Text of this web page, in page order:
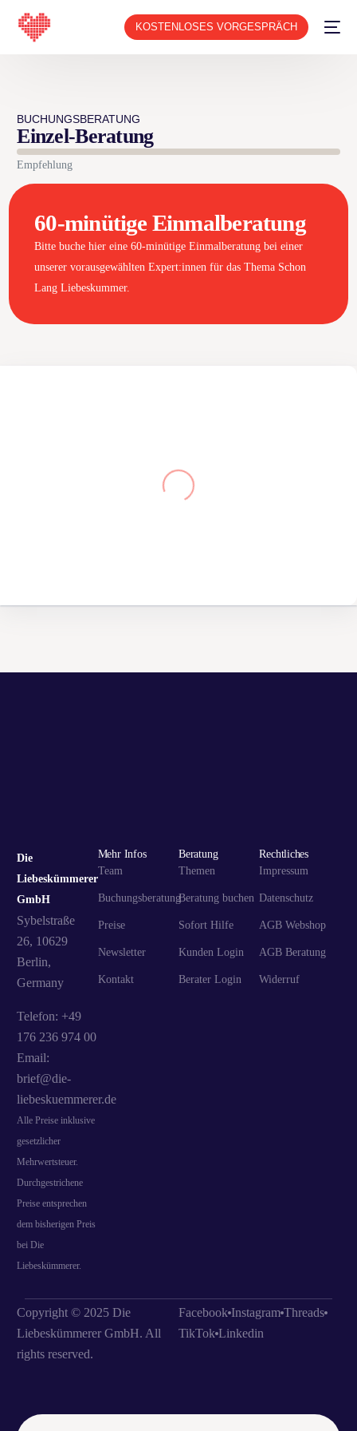
KOSTENLOSES VORGESPRÄCH
BUCHUNGSBERATUNG
Einzel-Beratung
Empfehlung
60-minütige Einmalberatung
Bitte buche hier eine 60-minütige Einmalberatung bei einer
unserer vorausgewählten Expert:innen für das Thema Schon
Lang Liebeskummer.
Die
Liebeskümmerer
GmbH
Sybelstraße
26, 10629
Berlin,
Germany
Telefon: +49
176 236 974 00
Email:
brief@die-
liebeskuemmerer.de
Alle Preise inklusive
gesetzlicher
Mehrwertsteuer.
Durchgestrichene
Preise entsprechen
dem bisherigen Preis
bei Die
Liebeskümmerer.
Mehr Infos
Team
Buchungsberatung
Preise
Newsletter
Kontakt
Beratung
Themen
Beratung buchen
Sofort Hilfe
Kunden Login
Berater Login
Rechtliches
Impressum
Datenschutz
AGB Webshop
AGB Beratung
Widerruf
Copyright © 2025 Die
Liebeskümmerer GmbH. All
rights reserved.
Facebook Instagram Threads
TikTok Linkedin